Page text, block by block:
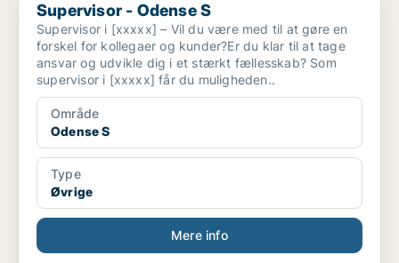
Supervisor - Odense S
Supervisor i [xxxxx] – Vil du være med til at gøre en
forskel for kollegaer og kunder?Er du klar til at tage
ansvar og udvikle dig i et stærkt fællesskab? Som
supervisor i [xxxxx] får du muligheden..
Område
Odense S
Type
Øvrige
Mere info